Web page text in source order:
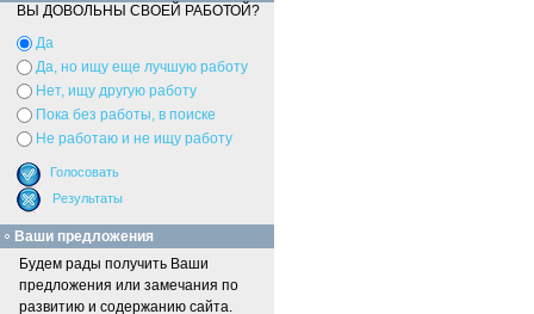
ВЫ ДОВОЛЬНЫ СВОЕЙ РАБОТОЙ?
Да
Да, но ищу еще лучшую работу
Нет, ищу другую работу
Пока без работы, в поиске
Не работаю и не ищу работу
Ваши предложения
Будем рады получить Ваши
предложения или замечания по
развитию и содержанию сайта.